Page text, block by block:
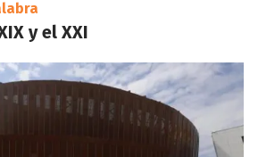
y el XXI